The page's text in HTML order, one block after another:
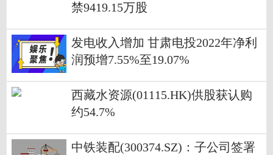
禁9419.15万股
发电收入增加 甘肃电投2022年净利
润预增7.55%至19.07%
西藏水资源(01115.HK)供股获认购
约54.7%
中铁装配(300374.SZ)：子公司签署